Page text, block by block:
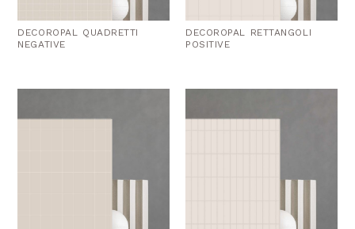
DECOROPAL QUADRETTI
NEGATIVE
DECOROPAL RETTANGOLI
POSITIVE